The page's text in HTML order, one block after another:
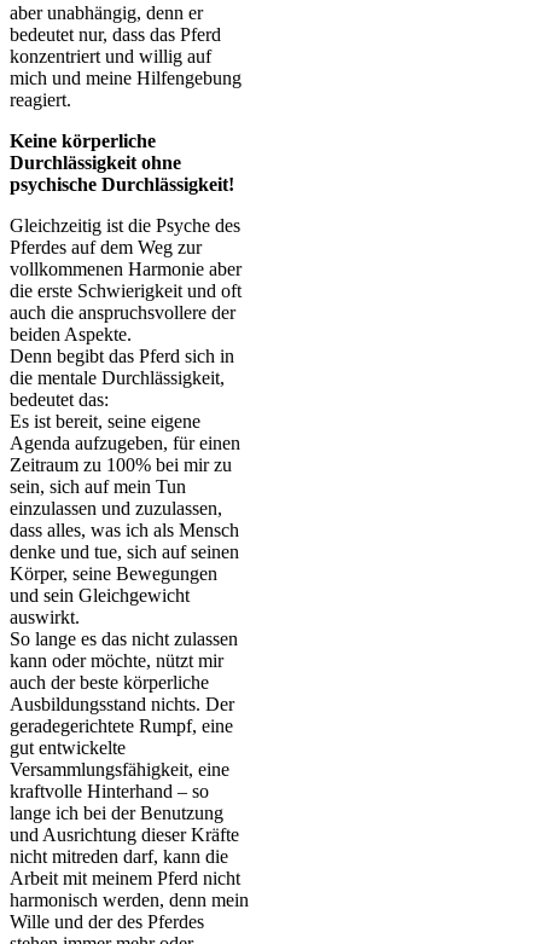
aber unabhängig, denn er
bedeutet nur, dass das Pferd
konzentriert und willig auf
mich und meine Hilfengebung
reagiert.
Keine körperliche
Durchlässigkeit ohne
psychische Durchlässigkeit!
Gleichzeitig ist die Psyche des
Pferdes auf dem Weg zur
vollkommenen Harmonie aber
die erste Schwierigkeit und oft
auch die anspruchsvollere der
beiden Aspekte.
Denn begibt das Pferd sich in
die mentale Durchlässigkeit,
bedeutet das:
Es ist bereit, seine eigene
Agenda aufzugeben, für einen
Zeitraum zu 100% bei mir zu
sein, sich auf mein Tun
einzulassen und zuzulassen,
dass alles, was ich als Mensch
denke und tue, sich auf seinen
Körper, seine Bewegungen
und sein Gleichgewicht
auswirkt.
So lange es das nicht zulassen
kann oder möchte, nützt mir
auch der beste körperliche
Ausbildungsstand nichts. Der
geradegerichtete Rumpf, eine
gut entwickelte
Versammlungsfähigkeit, eine
kraftvolle Hinterhand – so
lange ich bei der Benutzung
und Ausrichtung dieser Kräfte
nicht mitreden darf, kann die
Arbeit mit meinem Pferd nicht
harmonisch werden, denn mein
Wille und der des Pferdes